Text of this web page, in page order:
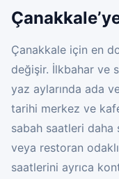
Çanakkale için en
değişir. İlkbahar ve
yaz aylarında ada
tarihi merkez ve
sabah saatleri
veya restoran
saatlerini ayrıca